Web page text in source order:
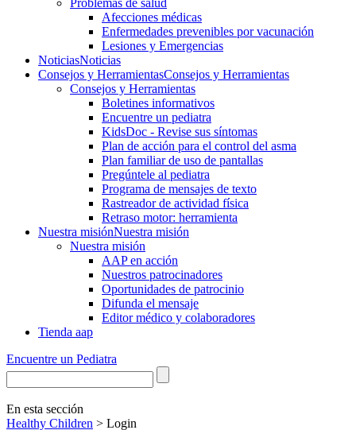
Problemas de salud
Afecciones médicas
Enfermedades prevenibles por vacunación
Lesiones y Emergencias
NoticiasNoticias
Consejos y HerramientasConsejos y Herramientas
Consejos y Herramientas
Boletines informativos
Encuentre un pediatra
KidsDoc - Revise sus síntomas
Plan de acción para el control del asma
Plan familiar de uso de pantallas
Pregúntele al pediatra
Programa de mensajes de texto
Rastre​​ador de activida​d física
Retraso motor: herramienta
Nuestra misiónNuestra misión
Nuestra misión
AAP en acción
Nuestros patrocinadores
Oportunidades de patrocinio
Difunda el mensaje
Editor médico y colaboradores
Tienda aap
Encuentre un Pediatra
En esta sección
Healthy Children > Login